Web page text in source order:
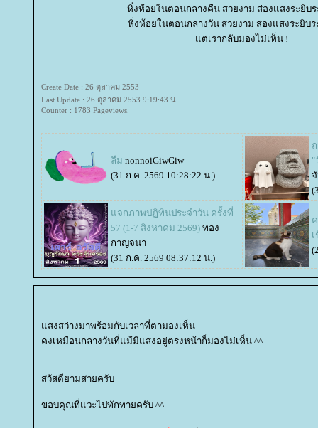
หิ่งห้อยในตอนกลางคืน สวยงาม ส่องแสงระยิบ
หิ่งห้อยในตอนกลางวัน สวยงาม ส่องแสงระยิบ
ต่เรากลับมองไม่เห็น !
Create Date : 26 ตุลาคม 2553
Last Update : 26 ตุลาคม 2553 9:19:43 น.
Counter : 1783 Pageviews.
ลืม nonnoiGiwGiw
(31 ก.ค. 2569 10:28:22 น.)
"
จกภาพปฏิทินประจำวัน ครั้งที่
57 (1-7 สิงหาคม 2569) ทอง
กาญจนา
(31 ก.ค. 2569 08:37:12 น.)
สงสว่างมาพร้อมกับเวลาที่ตามองเห็น
คงเหมือนกลางวันที่แม้มีแสงอยู่ตรงหน้าก็มองไม่เห็น ^^
สวัสดียามสายครับ
ขอบคุณที่แวะไปทักทายครับ ^^